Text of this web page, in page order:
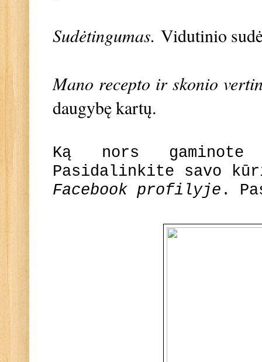
Sudėtingumas. Vidutinio
Mano recepto ir skonio
daugybę kartų.
Ką nors
Pasidalinkite savo
Facebook profilyje .